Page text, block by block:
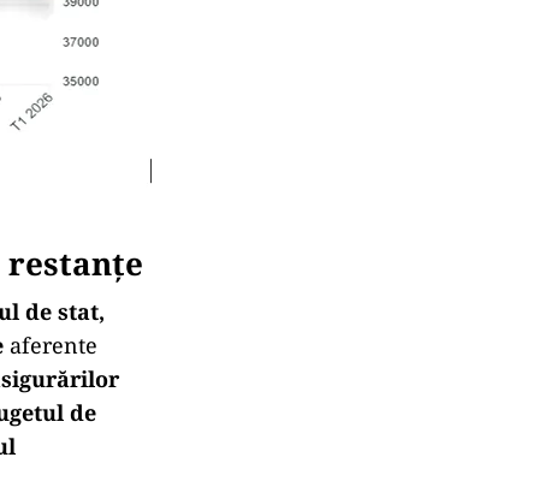
restanțe
de stat,
aferente
de